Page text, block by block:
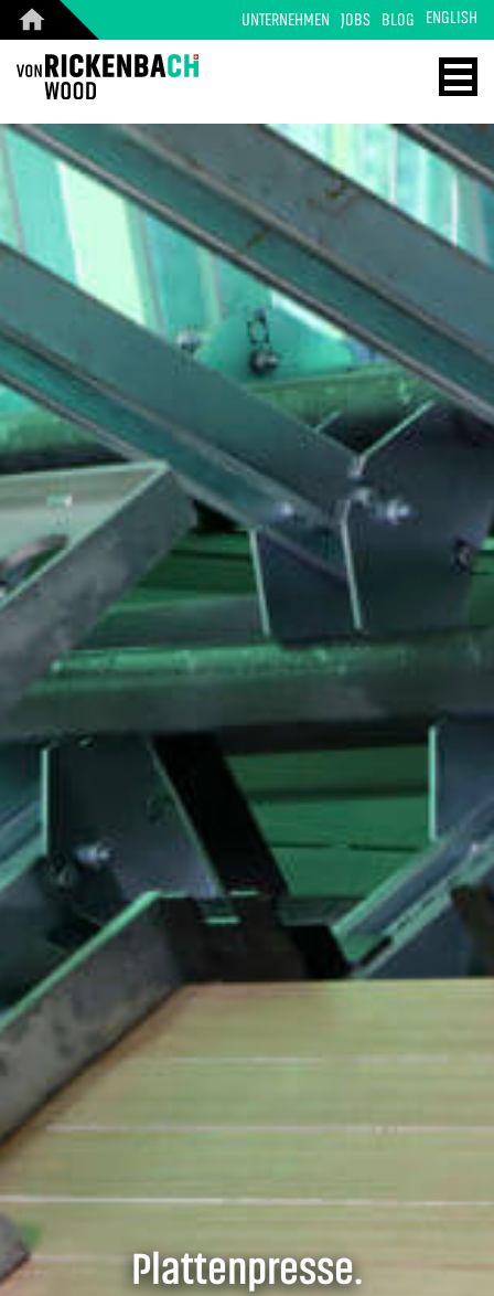
UNTERNEHMEN JOBS BLOG ENGLISH
CORPORATE WOOD DESIGN ENERGY
STARTSEITE
REFERENZEN
PRODUKTE
ÜBER UNS
TEAM
JOBS
BLOG
KONTAKT
Jobs
Downloads & Presse
Multimedia
Impressum
Datenschutz
HOME
TECHNOLOGIE
REFERENZEN
MASSIVHOLZ
PRODUKTE
KONTAKT
Jobs
Unternehmen
Downloads & Presse
Multimedia
Impressum
Datenschutz
Plattenpresse.